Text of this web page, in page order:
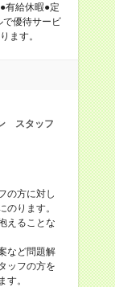
有給休暇●定
優待サービ
ます。
スタッフ
の方に対し
のります。
えることな
など問題解
ッフの方を
す。